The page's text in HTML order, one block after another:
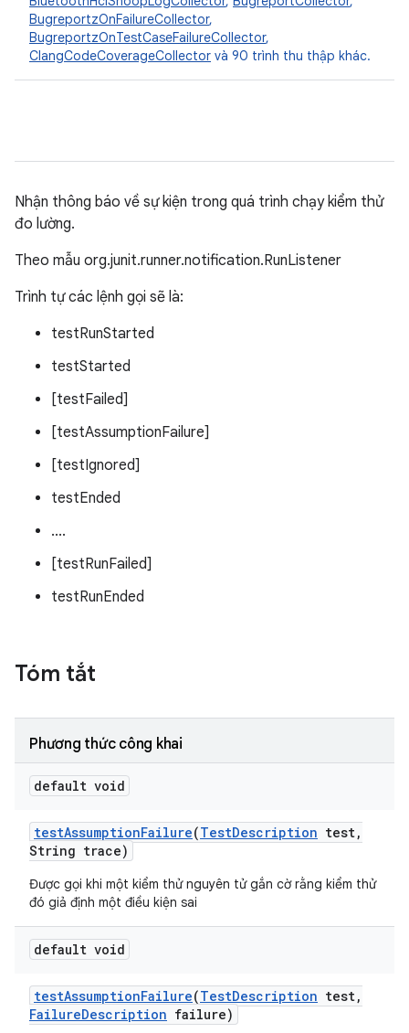
BugreportzOnFailureCollector,
BugreportzOnTestCaseFailureCollector,
ClangCodeCoverageCollector và 90 trình thu thập khác.
Nhận thông báo về sự kiện trong quá trình chạy kiểm thử
đo lường.
Theo mẫu org.junit.runner.notification.RunListener
Trình tự các lệnh gọi sẽ là:
testRunStarted
testStarted
[testFailed]
[testAssumptionFailure]
[testIgnored]
testEnded
....
[testRunFailed]
testRunEnded
Tóm tắt
Phương thức công khai
default void
testAssumptionFailure(TestDescription test,
String trace)
Được gọi khi một kiểm thử nguyên tử gắn cờ rằng kiểm thử
đó giả định một điều kiện sai
default void
testAssumptionFailure(TestDescription test,
FailureDescription failure)